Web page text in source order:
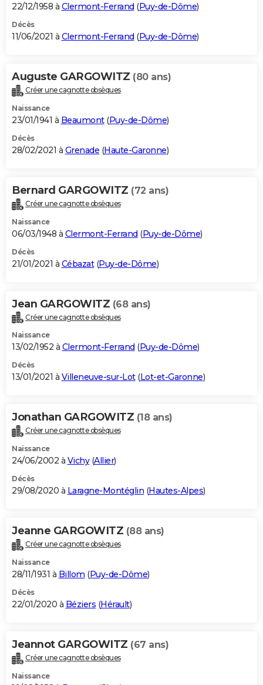
22/12/1958 à Clermont-Ferrand (Puy-de-Dôme)
Décès
11/06/2021 à Clermont-Ferrand (Puy-de-Dôme)
Auguste GARGOWITZ (80 ans)
Créer une cagnotte obsèques
Naissance
23/01/1941 à Beaumont(Puy-de-Dôme)
Décès
28/02/2021 à Grenade (Haute-Garonne)
Bernard GARGOWITZ (72 ans)
Créer une cagnotte obsèques
Naissance
06/03/1948 à Clermont-Ferrand (Puy-de-Dôme)
Décès
21/01/2021 à Cébazat(Puy-de-Dôme)
Jean GARGOWITZ (68 ans)
Créer une cagnotte obsèques
Naissance
13/02/1952 à Clermont-Ferrand (Puy-de-Dôme)
Décès
13/01/2021 à Villeneuve-sur-Lot(Lot-et-Garonne)
Jonathan GARGOWITZ (18 ans)
Créer une cagnotte obsèques
Naissance
24/06/2002 à Vichy(Allier)
Décès
29/08/2020 à Laragne-Montéglin (Hautes-Alpes)
Jeanne GARGOWITZ (88 ans)
Créer une cagnotte obsèques
Naissance
28/11/1931 à Billom (Puy-de-Dôme)
Décès
22/01/2020 à Béziers (Hérault)
Jeannot GARGOWITZ (67 ans)
Créer une cagnotte obsèques
Naissance